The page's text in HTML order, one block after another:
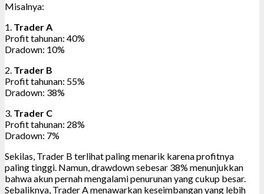
Misalnya:
1. Trader A
Profit tahunan: 40%
Dradown: 10%
2. Trader B
Profit tahunan: 55%
Dradown: 38%
3. Trader C
Profit tahunan: 28%
Dradown: 7%
Sekilas, Trader B terlihat paling menarik karena profitnya
paling tinggi. Namun, drawdown sebesar 38% menunjukkan
bahwa akun pernah mengalami penurunan yang cukup besar.
Sebaliknya, Trader A menawarkan keseimbangan yang lebih